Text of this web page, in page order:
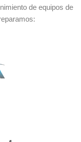
de equipos de